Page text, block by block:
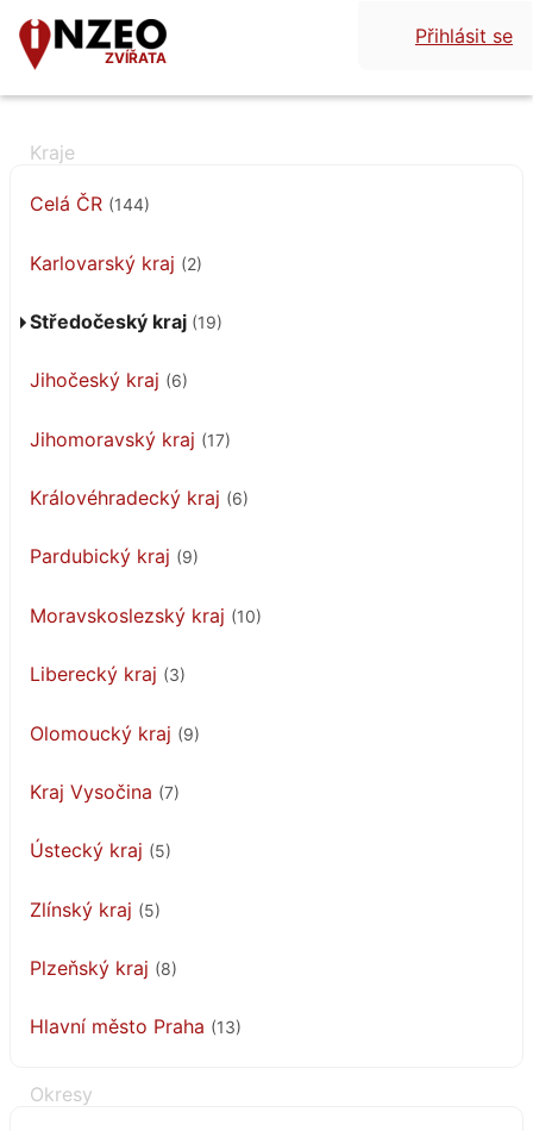
ZVÍŘATA
Přihlásit se
Celá ČR (144)
Karlovarský kraj (2)
Středočeský kraj (19)
Jihočeský kraj (6)
Jihomoravský kraj (17)
Královéhradecký kraj (6)
Pardubický kraj (9)
Moravskoslezský kraj (10)
Liberecký kraj (3)
Olomoucký kraj (9)
Kraj Vysočina (7)
Ústecký kraj (5)
Zlínský kraj (5)
Plzeňský kraj (8)
Hlavní město Praha (13)